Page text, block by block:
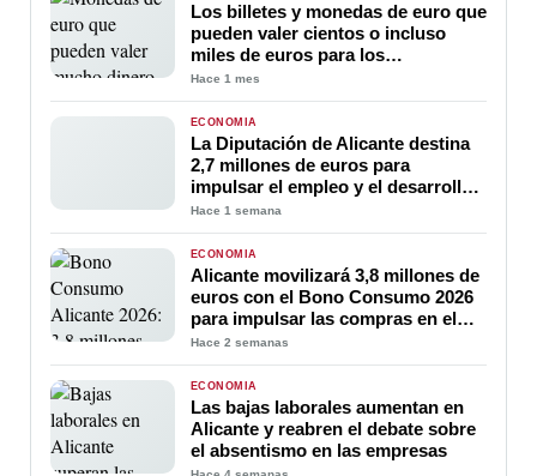
Los billetes y monedas de euro que
pueden valer cientos o incluso
miles de euros para los
coleccionistas
Hace 1 mes
ECONOMÍA
La Diputación de Alicante destina
2,7 millones de euros para
impulsar el empleo y el desarrollo
económico en la provincia
Hace 1 semana
ECONOMÍA
Alicante movilizará 3,8 millones de
euros con el Bono Consumo 2026
para impulsar las compras en el
comercio local
Hace 2 semanas
ECONOMÍA
Las bajas laborales aumentan en
Alicante y reabren el debate sobre
el absentismo en las empresas